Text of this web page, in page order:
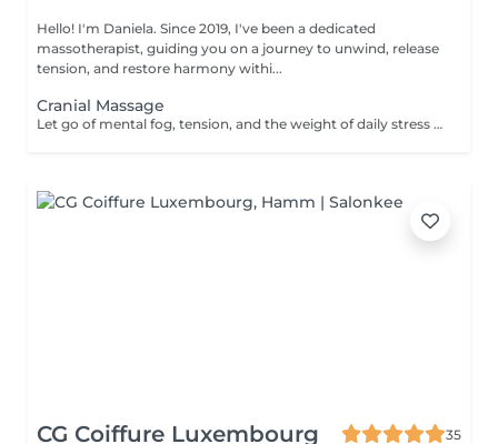
Hello! I'm Daniela. Since 2019, I've been a dedicated
massotherapist, guiding you on a journey to unwind, release
tension, and restore harmony withi...
Cranial Massage
Let go of mental fog, tension, and the weight of daily stress with the Cranial Clarity Ritual calming head massage designed to clear your mind and soothe your nervous system. Through gentle pressure, intuitive touch, and mindful pacing, this ritual helps release built-up tension in the scalp, jaw, temples, and neck while encouraging deep mental stillness. This treatment is perfect for those seeking relief from headaches, mental fatigue, or emotional overload. Leave feeling lighter, clearer, and more groundedwith a renewed sense of mental space and inner serenity. For further questions please contact us.
CG Coiffure Luxembourg 35